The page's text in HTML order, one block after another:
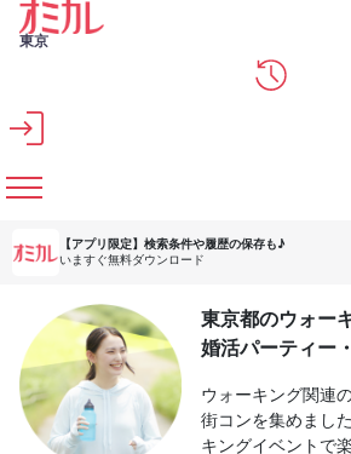
メインコンテンツへスキップ
東京
【アプリ限定】 検索条件や履歴の保存も♪
いますぐ無料ダウンロード
東京都のウォー
婚活パーティー
ウォーキング関連
街コンを集めまし
キングイベントで